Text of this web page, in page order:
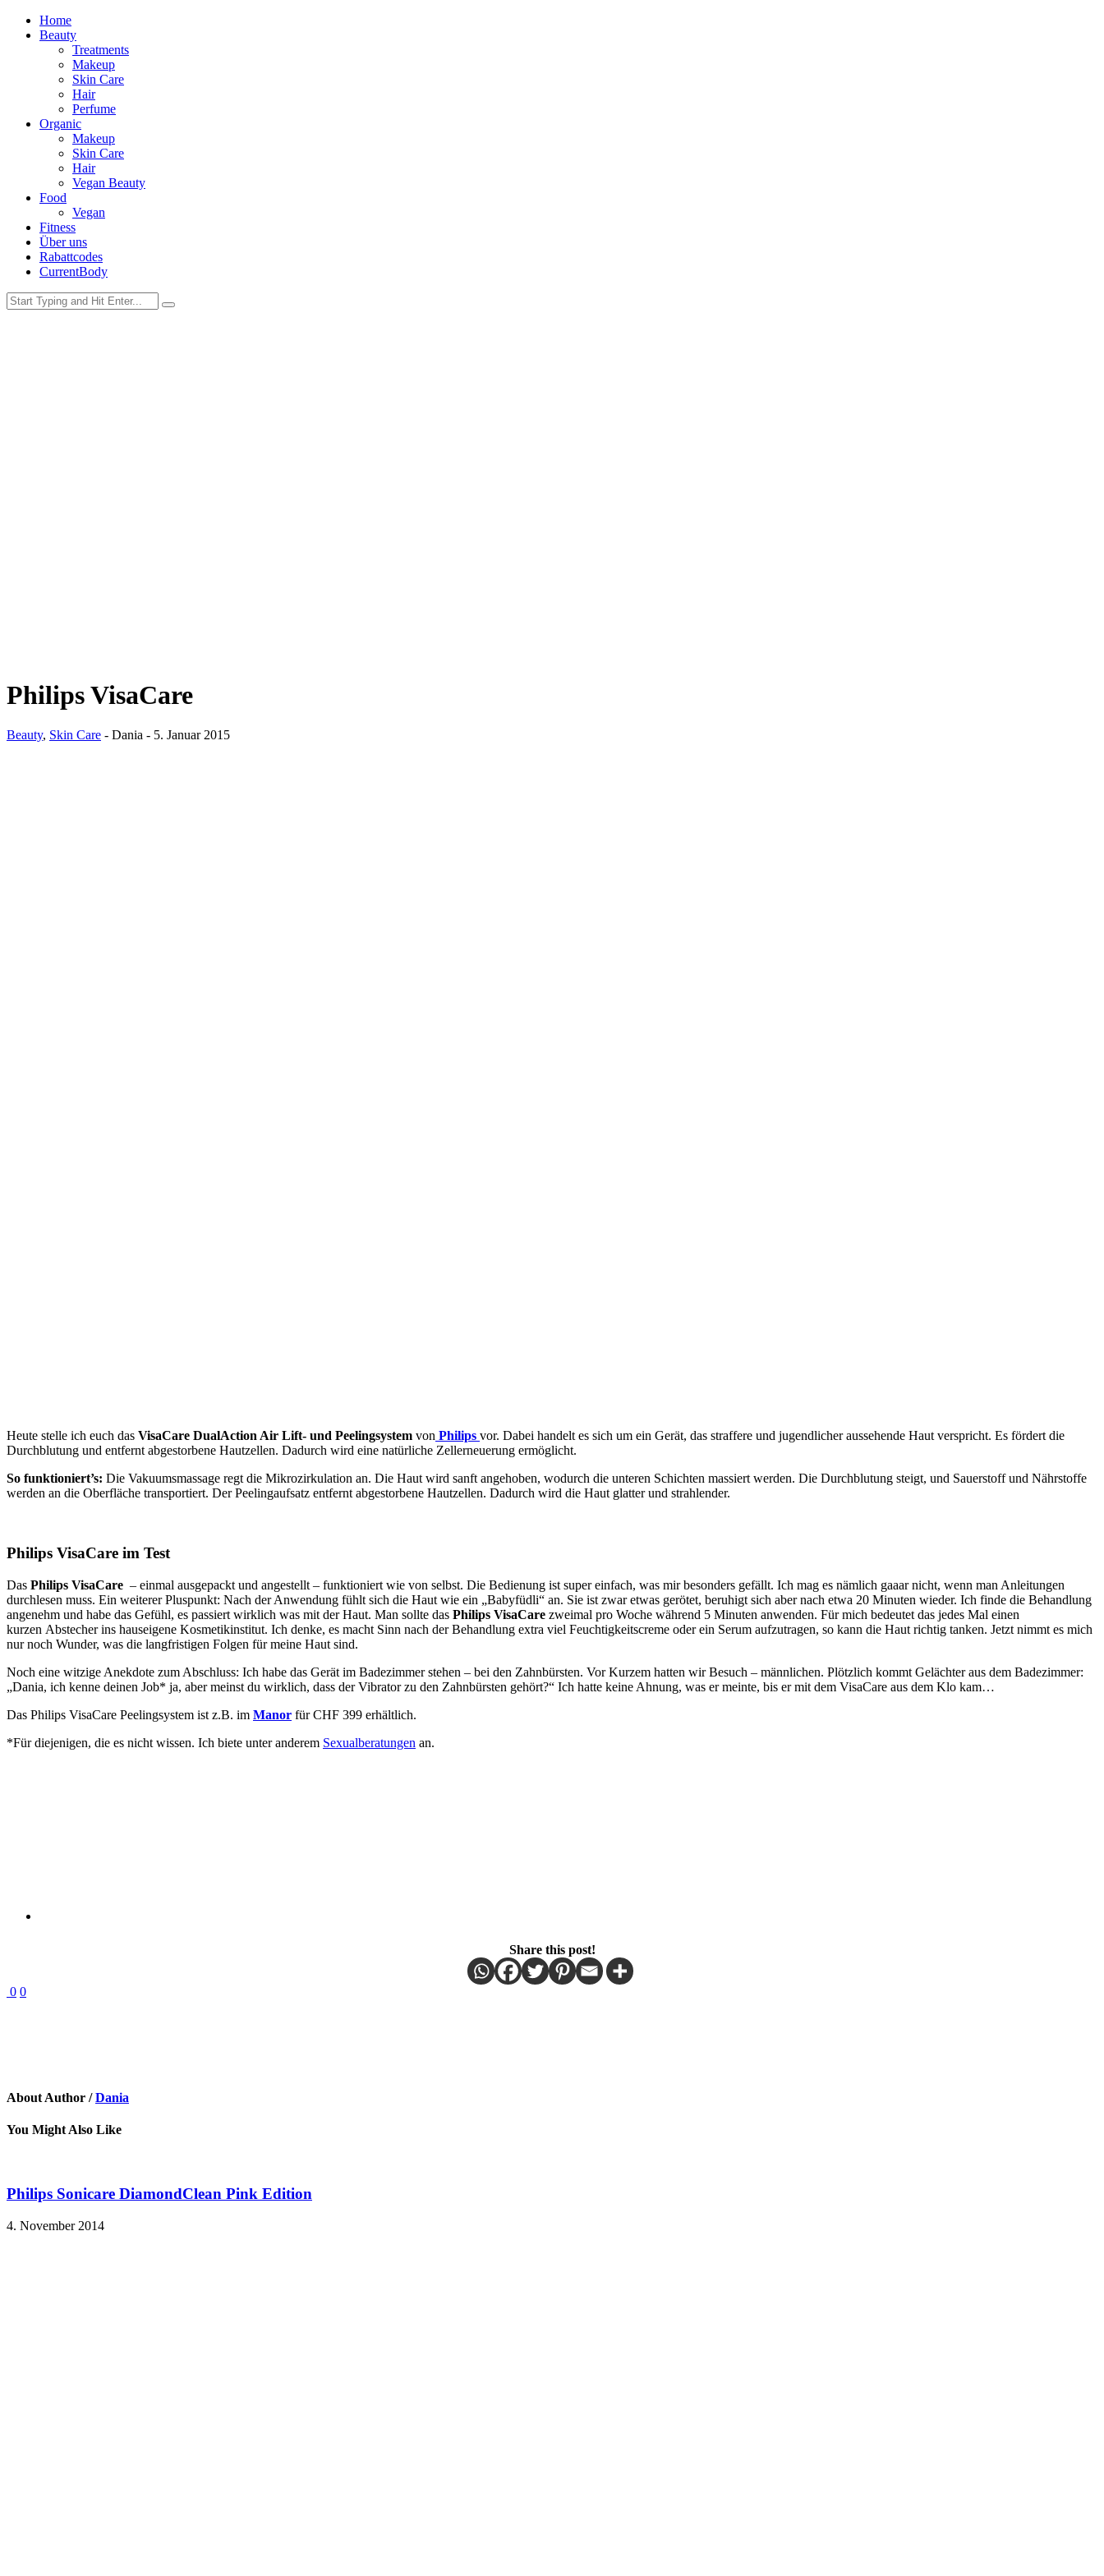
Home
Beauty
Treatments
Makeup
Skin Care
Hair
Perfume
Organic
Makeup
Skin Care
Hair
Vegan Beauty
Food
Vegan
Fitness
Über uns
Rabattcodes
CurrentBody
Philips VisaCare
Beauty, Skin Care - Dania - 5. Januar 2015
Heute stelle ich euch das VisaCare DualAction Air Lift- und Peelingsystem von Philips vor. Dabei handelt es sich um ein Gerät, das straffere und jugendlicher aussehende Haut verspricht. Es fördert die
Durchblutung und entfernt abgestorbene Hautzellen. Dadurch wird eine natürliche Zellerneuerung ermöglicht.
So funktioniert’s: Die Vakuumsmassage regt die Mikrozirkulation an. Die Haut wird sanft angehoben, wodurch die unteren Schichten massiert werden. Die Durchblutung steigt, und Sauerstoff und Nährstoffe
werden an die Oberfläche transportiert. Der Peelingaufsatz entfernt abgestorbene Hautzellen. Dadurch wird die Haut glatter und strahlender.
Philips VisaCare im Test
Das Philips VisaCare – einmal ausgepackt und angestellt – funktioniert wie von selbst. Die Bedienung ist super einfach, was mir besonders gefällt. Ich mag es nämlich gaaar nicht, wenn man Anleitungen
durchlesen muss. Ein weiterer Pluspunkt: Nach der Anwendung fühlt sich die Haut wie ein „Babyfüdli“ an. Sie ist zwar etwas gerötet, beruhigt sich aber nach etwa 20 Minuten wieder. Ich finde die Behandlung
angenehm und habe das Gefühl, es passiert wirklich was mit der Haut. Man sollte das Philips VisaCare zweimal pro Woche während 5 Minuten anwenden. Für mich bedeutet das jedes Mal einen
kurzen Abstecher ins hauseigene Kosmetikinstitut. Ich denke, es macht Sinn nach der Behandlung extra viel Feuchtigkeitscreme oder ein Serum aufzutragen, so kann die Haut richtig tanken. Jetzt nimmt es mich
nur noch Wunder, was die langfristigen Folgen für meine Haut sind.
Noch eine witzige Anekdote zum Abschluss: Ich habe das Gerät im Badezimmer stehen – bei den Zahnbürsten. Vor Kurzem hatten wir Besuch – männlichen. Plötzlich kommt Gelächter aus dem Badezimmer:
„Dania, ich kenne deinen Job* ja, aber meinst du wirklich, dass der Vibrator zu den Zahnbürsten gehört?“ Ich hatte keine Ahnung, was er meinte, bis er mit dem VisaCare aus dem Klo kam…
Das Philips VisaCare Peelingsystem ist z.B. im Manor für CHF 399 erhältlich.
*Für diejenigen, die es nicht wissen. Ich biete unter anderem Sexualberatungen an.
Share this post!
0 0
About Author /Dania
You Might Also Like
Philips Sonicare DiamondClean Pink Edition
4. November 2014